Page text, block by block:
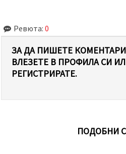
Ревюта: 0
ЗА ДА ПИШЕТЕ
ВЛЕЗЕТЕ В ПРОФИЛА СИ
РЕГИСТРИРАТЕ.
ПОДОБНИ